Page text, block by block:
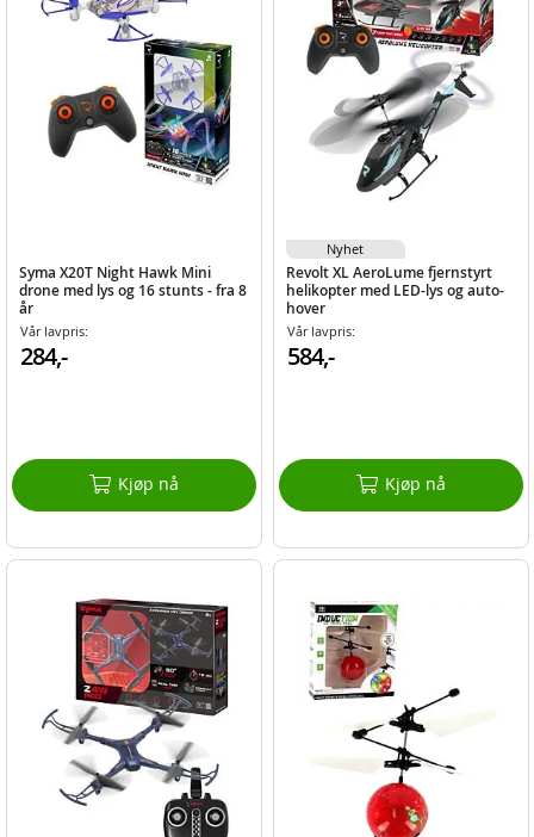
Syma X20T Night Hawk Mini
drone med lys og 16 stunts - fra 8
år
Vår lavpris:
284,-
Kjøp nå
Revolt XL AeroLume fjernstyrt
helikopter med LED-lys og auto-
hover
Vår lavpris:
584,-
Kjøp nå
Nyhet